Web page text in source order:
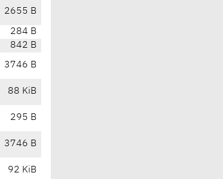
2655 B
284 B
842 B
3746 B
88 KiB
295 B
3746 B
92 KiB